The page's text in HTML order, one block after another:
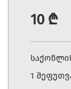
10 ₾
1